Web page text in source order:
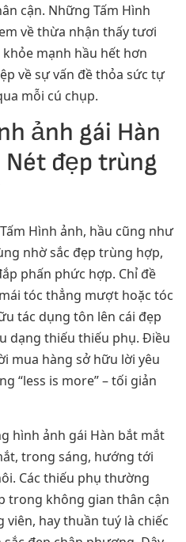
cận. Những Tấm Hình
về thừa nhận thấy tươi
mạnh hầu hết hơn
về sự vấn đề thỏa sức tự
mỗi cú chụp.
ảnh gái Hàn
đẹp trùng
Hình ảnh, hầu cũng như
nhờ sắc đẹp trùng hợp,
phấn phức hợp. Chỉ đề
tóc thẳng mượt hoặc tóc
tác dụng tôn lên cái đẹp
dạng thiếu thiếu phụ. Điều
mua hàng sở hữu lời yêu
“less is more” – tối giản
hình ảnh gái Hàn bắt mắt
trong sáng, hướng tới
Các thiếu phụ thường
trong không gian thân cận
hay thuần tuý là chiếc